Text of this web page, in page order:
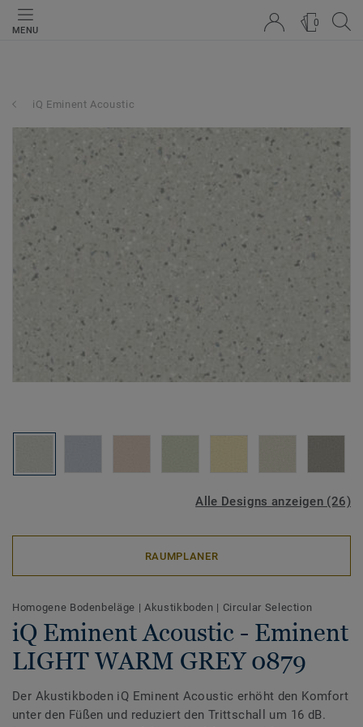
MENU
0
iQ Eminent Acoustic
Alle Designs anzeigen (26)
RAUMPLANER
Homogene Bodenbeläge | Akustikboden | Circular Selection
iQ Eminent Acoustic - Eminent
LIGHT WARM GREY 0879
Der Akustikboden iQ Eminent Acoustic erhöht den Komfort
unter den Füßen und reduziert den Trittschall um 16 dB.